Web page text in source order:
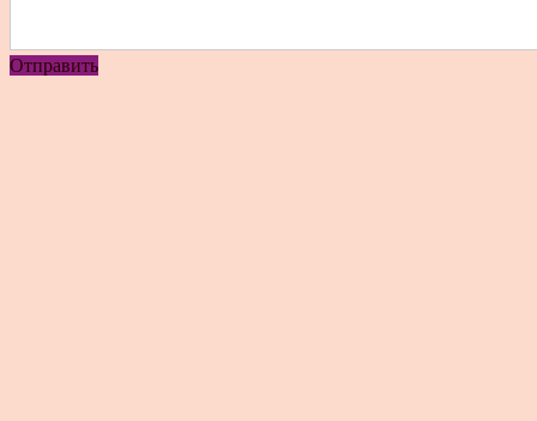
Отправить